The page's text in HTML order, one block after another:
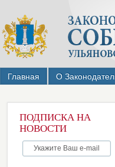
Главная О
ПОДПИСКА НА
НОВОСТИ